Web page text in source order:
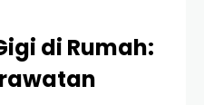
di Rumah: